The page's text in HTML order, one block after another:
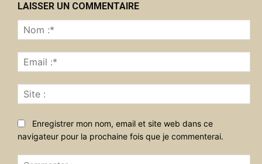
LAISSER UN COMMENTAIRE
:*
:*
:
Enregistrer mon nom, email et site web dans ce
navigateur pour la prochaine fois que je commenterai.